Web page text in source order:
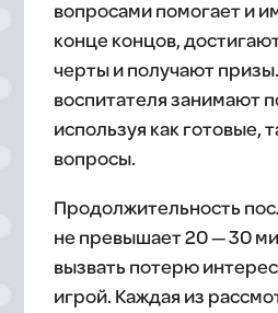
вопросами помогает и
конце концов,
черты и получают
воспитателя занимают
используя как готовые,
вопросы.
Продолжительность
не превышает 20 — 30
вызвать потерю
игрой. Каждая из